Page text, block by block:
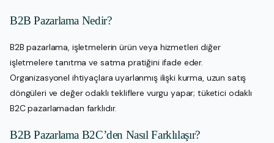
B2B Pazarlama Nedir?
B2B pazarlama, işletmelerin ürün veya hizmetleri diğer
işletmelere tanıtma ve satma pratiğini ifade eder.
Organizasyonel ihtiyaçlara uyarlanmış ilişki kurma, uzun satış
döngüleri ve değer odaklı tekliflere vurgu yapar; tüketici odaklı
B2C pazarlamadan farklıdır.
B2B Pazarlama B2C’den Nasıl Farklılaşır?